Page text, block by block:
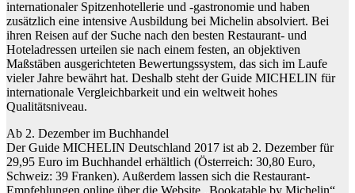
internationaler Spitzenhotellerie und -gastronomie und haben
zusätzlich eine intensive Ausbildung bei Michelin absolviert. Bei
ihren Reisen auf der Suche nach den besten Restaurant- und
Hoteladressen urteilen sie nach einem festen, an objektiven
Maßstäben ausgerichteten Bewertungssystem, das sich im Laufe
vieler Jahre bewährt hat. Deshalb steht der Guide MICHELIN für
internationale Vergleichbarkeit und ein weltweit hohes
Qualitätsniveau.
Ab 2. Dezember im Buchhandel
Der Guide MICHELIN Deutschland 2017 ist ab 2. Dezember für
29,95 Euro im Buchhandel erhältlich (Österreich: 30,80 Euro,
Schweiz: 39 Franken). Außerdem lassen sich die Restaurant-
Empfehlungen online über die Website „Bookatable by Michelin“